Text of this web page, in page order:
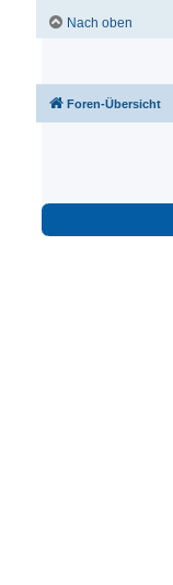
Nach oben
Foren-Übersicht